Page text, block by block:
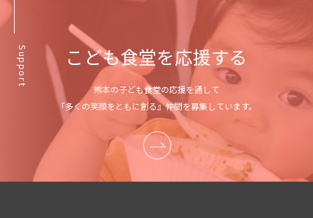
Support こども食堂を応援する
熊本の子ども食堂の応援を通して
「多くの笑顔をともに創る』仲間を募集しています。